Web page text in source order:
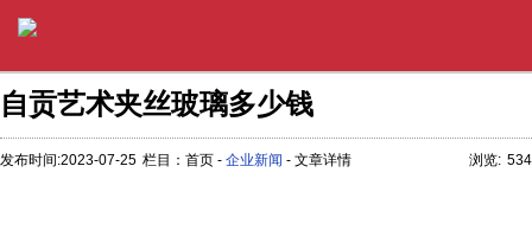
自贡艺术夹丝玻璃多少钱
发布时间:2023-07-25 栏目：首页 - 企业新闻 - 文章详情 浏览: 534